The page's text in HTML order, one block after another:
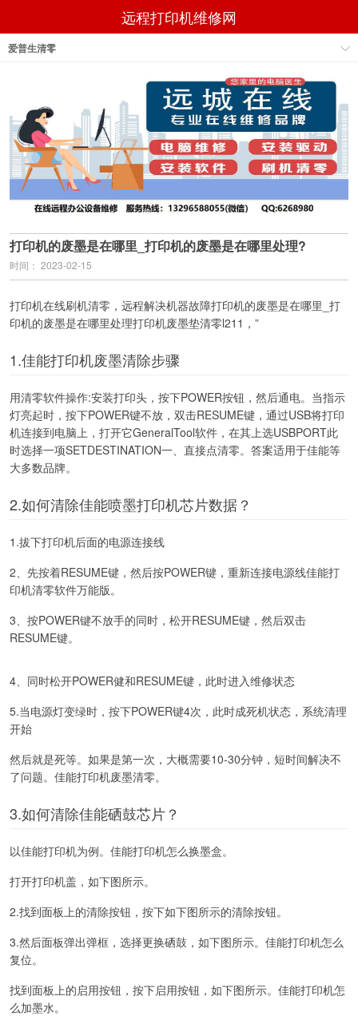
远程打印机维修网
爱普生清零
打印机的废墨是在哪里_打印机的废墨是在哪里处理?
时间： 2023-02-15
打印机在线刷机清零，远程解决机器故障打印机的废墨是在哪里_打
印机的废墨是在哪里处理打印机废墨垫清零l211，”
1.佳能打印机废墨清除步骤
用清零软件操作:安装打印头，按下POWER按钮，然后通电。当指示
灯亮起时，按下POWER键不放，双击RESUME键，通过USB将打印
机连接到电脑上，打开它GeneralTool软件，在其上选USBPORT此
时选择一项SETDESTINATION一、直接点清零。答案适用于佳能等
大多数品牌。
2.如何清除佳能喷墨打印机芯片数据？
1.拔下打印机后面的电源连接线
2、先按着RESUME键，然后按POWER键，重新连接电源线佳能打
印机清零软件万能版。
3、按POWER键不放手的同时，松开RESUME键，然后双击
RESUME键。
4、同时松开POWER健和RESUME键，此时进入维修状态
5.当电源灯变绿时，按下POWER键4次，此时成死机状态，系统清理
开始
然后就是死等。如果是第一次，大概需要10-30分钟，短时间解决不
了问题。佳能打印机废墨清零。
3.如何清除佳能硒鼓芯片？
以佳能打印机为例。佳能打印机怎么换墨盒。
打开打印机盖，如下图所示。
2.找到面板上的清除按钮，按下如下图所示的清除按钮。
3.然后面板弹出弹框，选择更换硒鼓，如下图所示。佳能打印机怎么
复位。
找到面板上的启用按钮，按下启用按钮，如下图所示。佳能打印机怎
么加墨水。